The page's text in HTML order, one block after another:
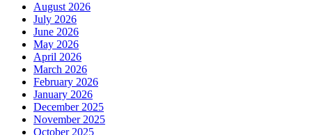
August 2026
July 2026
June 2026
May 2026
April 2026
March 2026
February 2026
January 2026
December 2025
November 2025
October 2025